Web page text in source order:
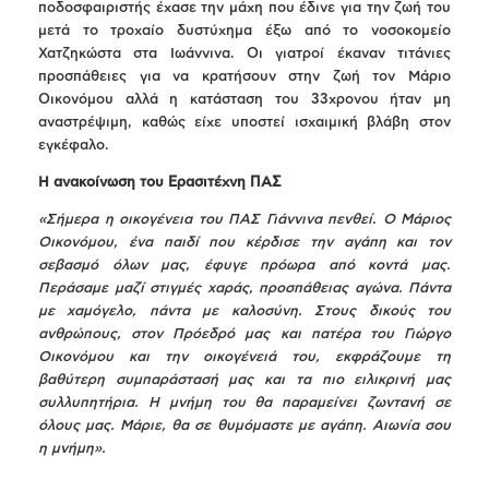
ποδοσφαιριστής έχασε την μάχη που έδινε για την ζωή του
μετά το τροχαίο δυστύχημα έξω από το νοσοκομείο
Χατζηκώστα στα Ιωάννινα. Οι γιατροί έκαναν τιτάνιες
προσπάθειες για να κρατήσουν στην ζωή τον Μάριο
Οικονόμου αλλά η κατάσταση του 33χρονου ήταν μη
αναστρέψιμη, καθώς είχε υποστεί ισχαιμική βλάβη στον
εγκέφαλο.
Η ανακοίνωση του Ερασιτέχνη ΠΑΣ
«Σήμερα η οικογένεια του ΠΑΣ Γιάννινα πενθεί. Ο Μάριος
Οικονόμου, ένα παιδί που κέρδισε την αγάπη και τον
σεβασμό όλων μας, έφυγε πρόωρα από κοντά μας.
Περάσαμε μαζί στιγμές χαράς, προσπάθειας αγώνα. Πάντα
με χαμόγελο, πάντα με καλοσύνη. Στους δικούς του
ανθρώπους, στον Πρόεδρό μας και πατέρα του Γιώργο
Οικονόμου και την οικογένειά του, εκφράζουμε τη
βαθύτερη συμπαράστασή μας και τα πιο ειλικρινή μας
συλλυπητήρια. Η μνήμη του θα παραμείνει ζωντανή σε
όλους μας. Μάριε, θα σε θυμόμαστε με αγάπη. Αιωνία σου
η μνήμη».